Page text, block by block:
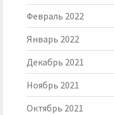
Февраль 2022
Январь 2022
Декабрь 2021
Ноябрь 2021
Октябрь 2021